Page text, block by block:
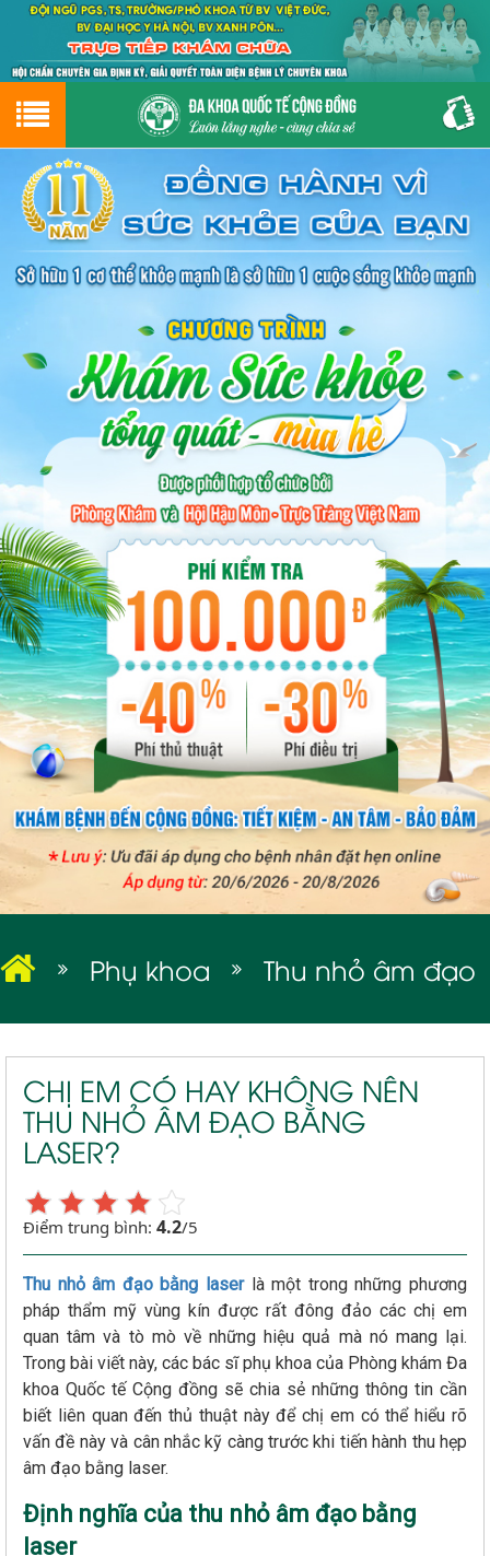
Hotline0243.9656.999tư vấn miễn phí
GIỚI THIỆU
GIỚI THIỆU VỀ PHÒNG KHÁM
CƠ SỞ VẬT CHẤT
ĐẶT HẸN LỊCH KHÁM
ĐƯỜNG TỚI PHÒNG KHÁM
PHỤ KHOA
BỆNH HẬU MÔN
BỆNH XÃ HỘI
Phụ khoa Thu nhỏ âm đạo
CHỊ EM CÓ HAY KHÔNG NÊN
THU NHỎ ÂM ĐẠO BẰNG
LASER?
Điểm trung bình: 4.2/5
Thu nhỏ âm đạo bằng laserlà một trong những phương
pháp thẩm mỹ vùng kín được rất đông đảo các chị em
quan tâm và tò mò về những hiệu quả mà nó mang lại.
Trong bài viết này, các bác sĩ phụ khoa của Phòng khám Đa
khoa Quốc tế Cộng đồng sẽ chia sẻ những thông tin cần
biết liên quan đến thủ thuật này để chị em có thể hiểu rõ
vấn đề này và cân nhắc kỹ càng trước khi tiến hành thu hẹp
âm đạo bằng laser.
Định nghĩa của thu nhỏ âm đạo bằng
laser